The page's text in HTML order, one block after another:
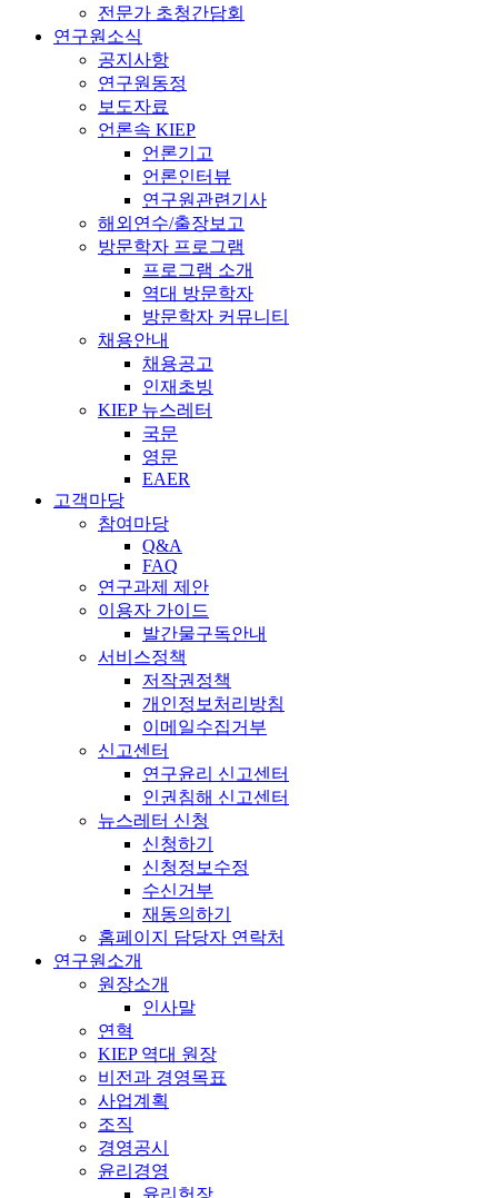
전문가 초청간담회
연구원소식
공지사항
연구원동정
보도자료
언론속 KIEP
언론기고
언론인터뷰
연구원관련기사
해외연수/출장보고
방문학자 프로그램
프로그램 소개
역대 방문학자
방문학자 커뮤니티
채용안내
채용공고
인재초빙
KIEP 뉴스레터
국문
영문
EAER
고객마당
참여마당
Q&A
FAQ
연구과제 제안
이용자 가이드
발간물구독안내
서비스정책
저작권정책
개인정보처리방침
이메일수집거부
신고센터
연구윤리 신고센터
인권침해 신고센터
뉴스레터 신청
신청하기
신청정보수정
수신거부
재동의하기
홈페이지 담당자 연락처
연구원소개
원장소개
인사말
연혁
KIEP 역대 원장
비전과 경영목표
사업계획
조직
경영공시
윤리경영
윤리헌장